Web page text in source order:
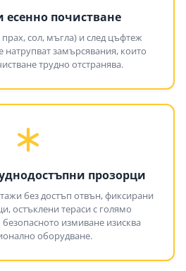
есенно почистване
сол, мъгла) и след цъфтеж
натрупват замърсявания, които
трудно отстранява.
прозорци
без достъп отвън, фиксирани
остъклени тераси с голямо
измиване изисква
оборудване.